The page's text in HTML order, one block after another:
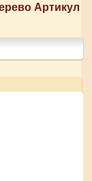
Артикул